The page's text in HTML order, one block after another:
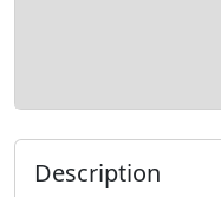
Description